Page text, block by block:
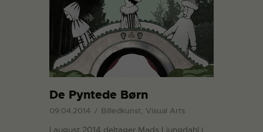
De Pyntede Børn
09.04.2014 Billedkunst, Visual Arts
I august 2014 deltager Mads Ljungdahl i